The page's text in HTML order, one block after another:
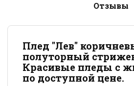
Отзывы
Плед "Лев"
полуторный
Красивые пледы с
по доступной цене.